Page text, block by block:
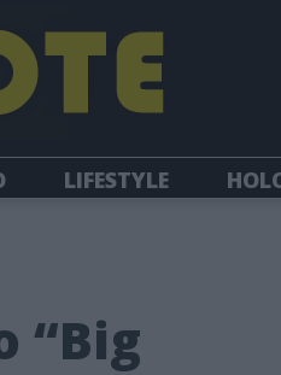
LIFESTYLE
“Big